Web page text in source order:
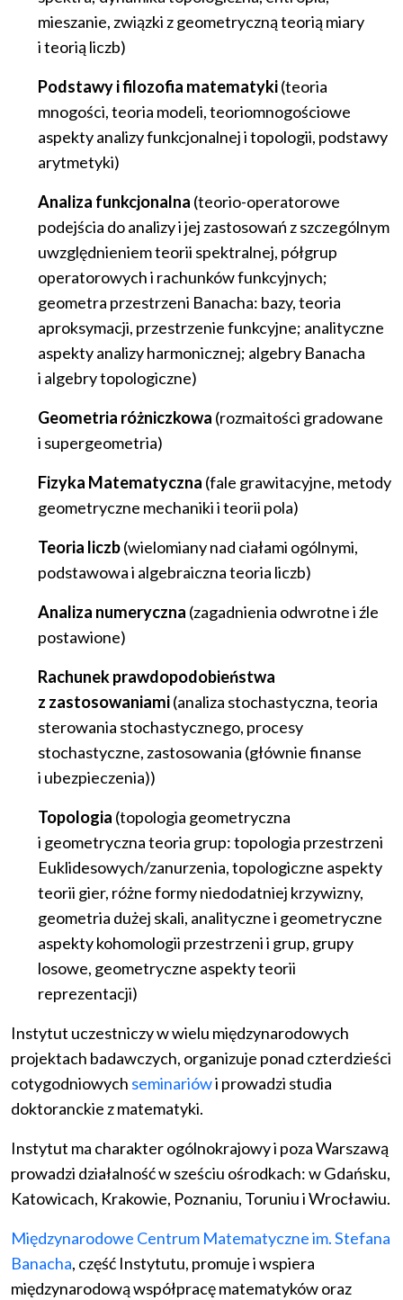
mieszanie, związki z geometryczną teorią miary
i teorią liczb)
Podstawy i filozofia matematyki(teoria
mnogości, teoria modeli, teoriomnogościowe
aspekty analizy funkcjonalnej i topologii, podstawy
arytmetyki)
Analiza funkcjonalna (teorio-operatorowe
podejścia do analizy i jej zastosowań z szczególnym
uwzględnieniem teorii spektralnej, półgrup
operatorowych i rachunków funkcyjnych;
geometra przestrzeni Banacha: bazy, teoria
aproksymacji, przestrzenie funkcyjne; analityczne
aspekty analizy harmonicznej; algebry Banacha
i algebry topologiczne)
Geometria różniczkowa (rozmaitości gradowane
i supergeometria)
Fizyka Matematyczna (fale grawitacyjne, metody
geometryczne mechaniki i teorii pola)
Teoria liczb(wielomiany nad ciałami ogólnymi,
podstawowa i algebraiczna teoria liczb)
Analiza numeryczna (zagadnienia odwrotne i źle
postawione)
Rachunek prawdopodobieństwa
z zastosowaniami(analiza stochastyczna, teoria
sterowania stochastycznego, procesy
stochastyczne, zastosowania (głównie finanse
i ubezpieczenia))
Topologia (topologia geometryczna
i geometryczna teoria grup: topologia przestrzeni
Euklidesowych/zanurzenia, topologiczne aspekty
teorii gier, różne formy niedodatniej krzywizny,
geometria dużej skali, analityczne i geometryczne
aspekty kohomologii przestrzeni i grup, grupy
losowe, geometryczne aspekty teorii
reprezentacji)
Instytut uczestniczy w wielu międzynarodowych
projektach badawczych, organizuje ponad czterdzieści
cotygodniowych seminariówi prowadzi studia
doktoranckie z matematyki.
Instytut ma charakter ogólnokrajowy i poza Warszawą
prowadzi działalność w sześciu ośrodkach: w Gdańsku,
Katowicach, Krakowie, Poznaniu, Toruniu i Wrocławiu.
Międzynarodowe Centrum Matematyczne im. Stefana
Banacha, część Instytutu, promuje i wspiera
międzynarodową współpracę matematyków oraz